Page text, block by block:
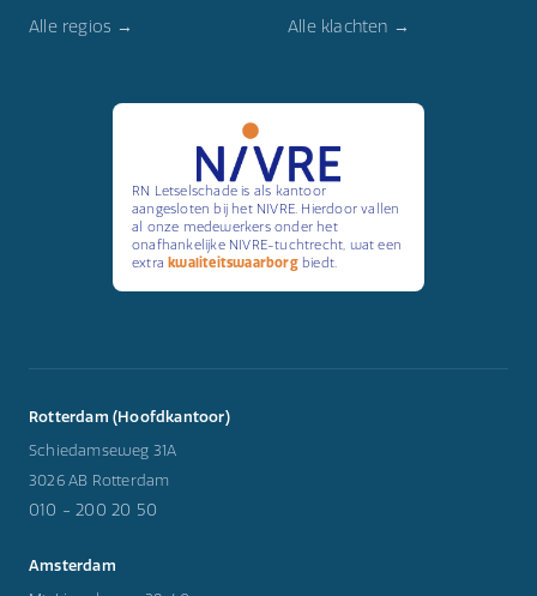
Alle regios →
Alle klachten →
RN Letselschade is als kantoor
aangesloten bij het NIVRE. Hierdoor vallen
al onze medewerkers onder het
onafhankelijke NIVRE-tuchtrecht, wat een
extrakwaliteitswaarborgbiedt.
Rotterdam (Hoofdkantoor)
Schiedamseweg 31A
3026 AB Rotterdam
010 - 200 20 50
Amsterdam